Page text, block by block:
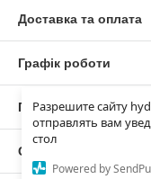
Разрешите сайту
отправлять вам
стол
Powered by
Доставка та оплата
Графік роботи
Повна версія сайту
Сайт створено на